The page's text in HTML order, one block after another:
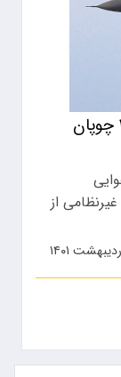
حمله اشتباهی جنگنده‌های آمریکا؛ ۲ چوپان
از